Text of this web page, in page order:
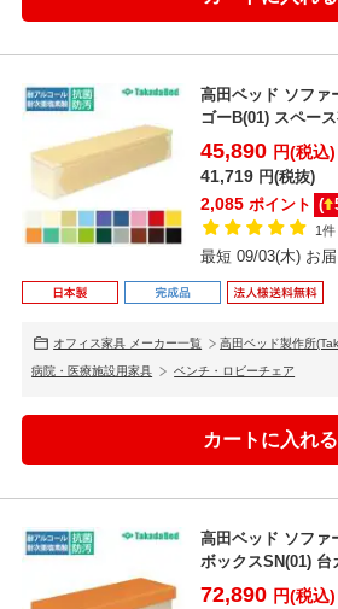
高田ベッド ソファ
ゴーB(01) スペー
45,890 円(税込)
41,719 円(税抜)
2,085 ポイント (
1件
最短 09/03(木) お
オフィス家具 メーカー一覧 高田ベッド製作所
病院・医療施設用家具 ベンチ・ロビーチェア
高田ベッド ソファ
ボックスSN(01)
72,890 円(税込)